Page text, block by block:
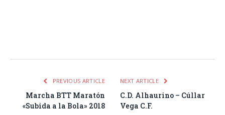
PREVIOUS ARTICLE
Marcha BTT Maratón
«Subida a la Bola» 2018
NEXT ARTICLE
C.D. Alhaurino – Cúllar
Vega C.F.